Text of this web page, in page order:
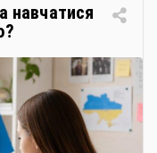
навчатися